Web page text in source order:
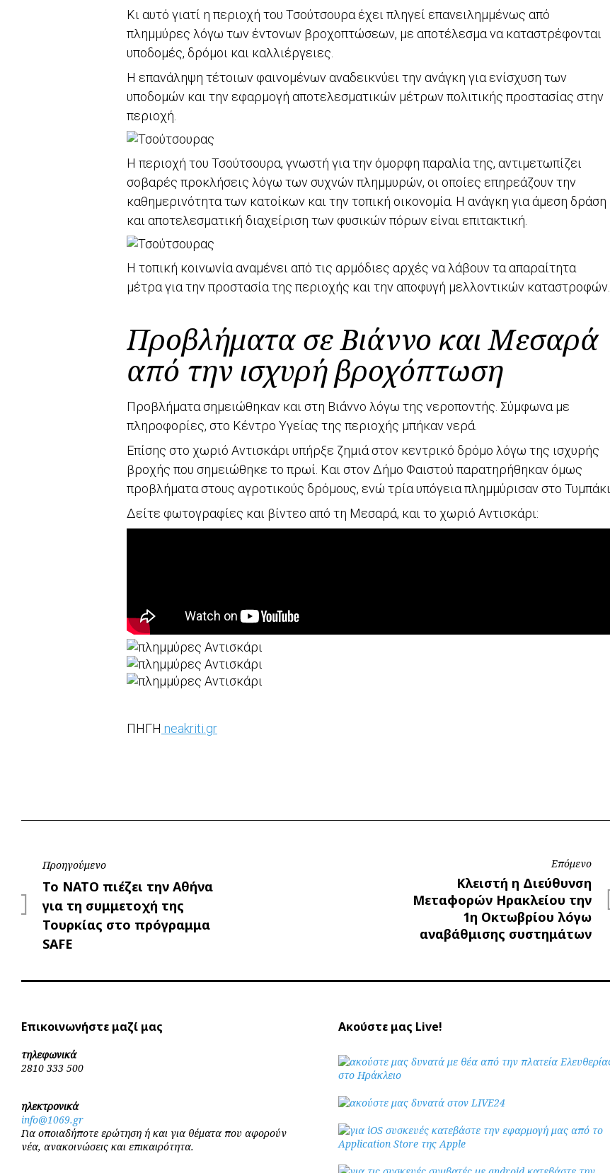
Κι αυτό γιατί η περιοχή του Τσούτσουρα έχει πληγεί επανειλημμένως από
πλημμύρες λόγω των έντονων βροχοπτώσεων, με αποτέλεσμα να καταστρέφονται
υποδομές, δρόμοι και καλλιέργειες.
Η επανάληψη τέτοιων φαινομένων αναδεικνύει την ανάγκη για ενίσχυση των
υποδομών και την εφαρμογή αποτελεσματικών μέτρων πολιτικής προστασίας στην
περιοχή.
Η περιοχή του Τσούτσουρα, γνωστή για την όμορφη παραλία της, αντιμετωπίζει
σοβαρές προκλήσεις λόγω των συχνών πλημμυρών, οι οποίες επηρεάζουν την
καθημερινότητα των κατοίκων και την τοπική οικονομία. Η ανάγκη για άμεση δράση
και αποτελεσματική διαχείριση των φυσικών πόρων είναι επιτακτική.
Η τοπική κοινωνία αναμένει από τις αρμόδιες αρχές να λάβουν τα απαραίτητα
μέτρα για την προστασία της περιοχής και την αποφυγή μελλοντικών καταστροφών.
Προβλήματα σε Βιάννο και Μεσαρά
από την ισχυρή βροχόπτωση
Προβλήματα σημειώθηκαν και στη Βιάννο λόγω της νεροποντής. Σύμφωνα με
πληροφορίες, στο Κέντρο Υγείας της περιοχής μπήκαν νερά.
Επίσης στο χωριό Αντισκάρι υπήρξε ζημιά στον κεντρικό δρόμο λόγω της ισχυρής
βροχής που σημειώθηκε το πρωί. Και στον Δήμο Φαιστού παρατηρήθηκαν όμως
προβλήματα στους αγροτικούς δρόμους, ενώ τρία υπόγεια πλημμύρισαν στο Τυμπάκι.
Δείτε φωτογραφίες και βίντεο από τη Μεσαρά, και το χωριό Αντισκάρι:
ΠΗΓΗ neakriti.gr
Πλοήγηση
άρθρων
Προηγούμενο
Προηγούμενο
Το ΝΑΤΟ πιέζει την Αθήνα
για τη συμμετοχή της
Τουρκίας στο πρόγραμμα
SAFE
Επόμενο
Επόμενο
Κλειστή η Διεύθυνση
Μεταφορών Ηρακλείου την
1η Οκτωβρίου λόγω
αναβάθμισης συστημάτων
Επικοινωνήστε μαζί μας
τηλεφωνικά
2810 333 500
ηλεκτρονικά
info@1069.gr
Για οποιαδήποτε ερώτηση ή και για θέματα που αφορούν
νέα, ανακοινώσεις και επικαιρότητα.
Ακούστε μας Live!